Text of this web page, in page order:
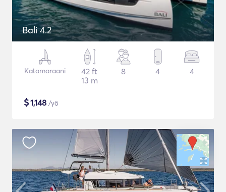
Bali 4.2
Katamaraani
42 ft
13 m
8 4 4
$1,148 /yö